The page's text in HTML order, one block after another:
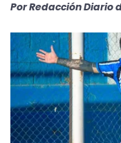
PorRedacción Diario